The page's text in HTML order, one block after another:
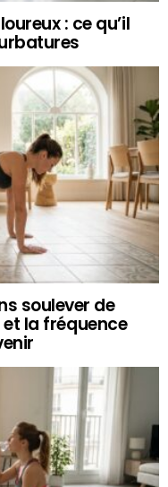
: ce qu’il
soulever de
la fréquence